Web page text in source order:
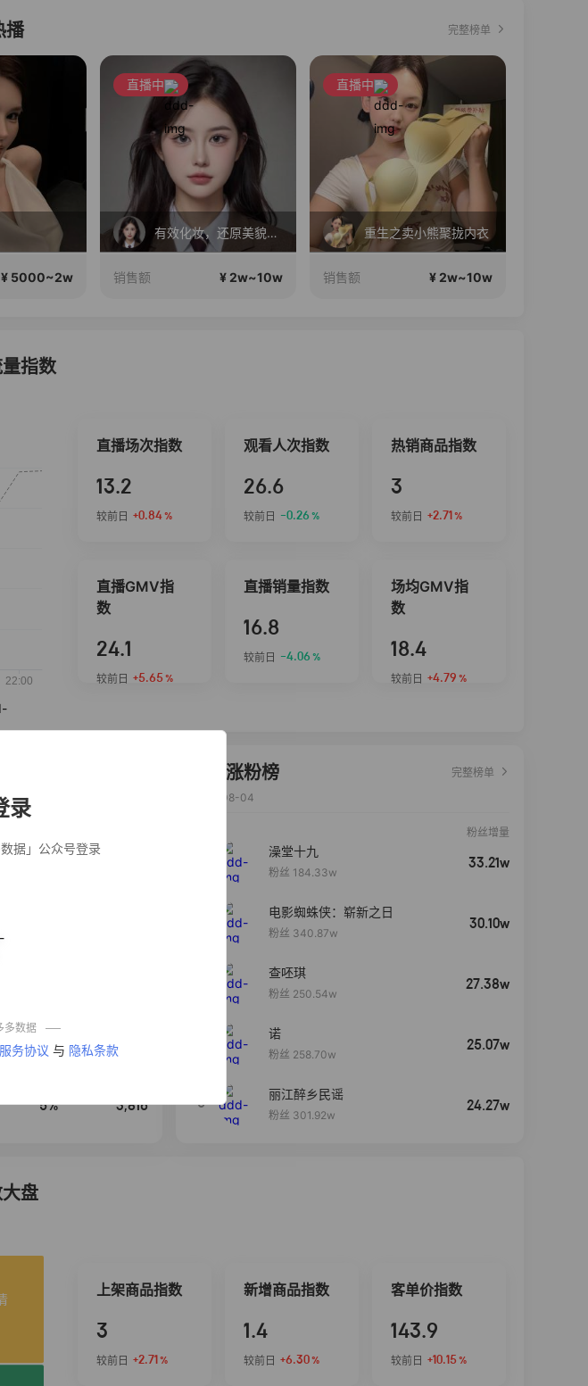
录
据」公众号登录
多数据
服务协议 与 隐私条款
播 完整榜单
¥ 5000~2w
直播中
有效化妆，还原美貌，公主请进
销售额 ¥ 2w~10w
直播中
重生之卖小熊聚拢内衣
销售额 ¥ 2w~10w
指数
直播场次指数
13.2
较前日 +0.84%
观看人次指数
26.6
较前日 -0.26 %
热销商品指数
3
较前日 +2.71 %
直播GMV指
数
24.1
较前日 +5.65 %
直播销量指数
16.8
较前日 -4.06 %
场均GMV指
数
18.4
较前日 +4.79 %
10% 4,286
5% 3,816
达人涨粉榜
完整榜单
2026-08-04
粉丝增量
澡堂十九
粉丝 184.33w
33.21w
电影蜘蛛侠：崭新之日
粉丝 340.87w
30.10w
查呸琪
粉丝 250.54w
27.38w
诺
粉丝 258.70w
25.07w
5
丽江醉乡民谣
粉丝 301.92w
24.27w
盘
上架商品指数
3
较前日 +2.71 %
新增商品指数
1.4
较前日 +6.30%
客单价指数
143.9
较前日 +10.15 %